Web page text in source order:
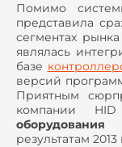
Помимо
представила
сегментах
являлась
базе
версий
Приятным
компании
результатам 2013